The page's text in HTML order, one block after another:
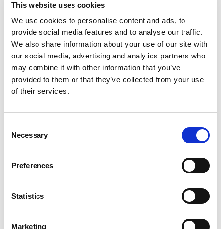
This website uses cookies
We use cookies to personalise content and ads, to
provide social media features and to analyse our traffic.
We also share information about your use of our site with
our social media, advertising and analytics partners who
may combine it with other information that you’ve
provided to them or that they’ve collected from your use
of their services.
Selection
Necessary
Preferences
Statistics
Marketing
AKTUALNOŚCI
MACHEN SIE SICH BEREIT FÜR EIN TREFFEN MIT
DEM TEAM VON EXTRUDE HONE INDIA AUF DER
ENGIMACH.
VERTRAGSGESCHÄFT, KUNDENBERICHT VON
UNITECH